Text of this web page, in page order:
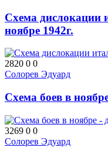
Схема дислокации
ноябре 1942г.
2820 0 0
Солорев Эдуард
Схема боев в
3269 0 0
Солорев Эдуард